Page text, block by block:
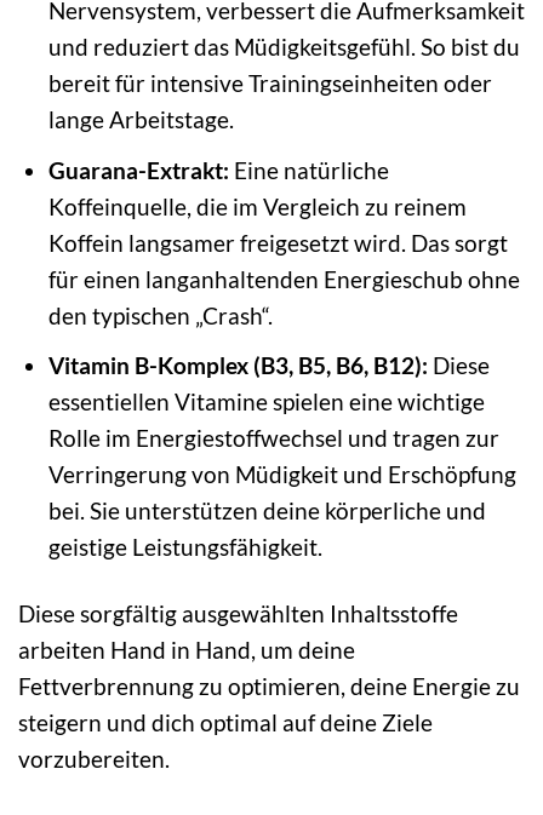
Nervensystem, verbessert die Aufmerksamkeit
und reduziert das Müdigkeitsgefühl. So bist du
bereit für intensive Trainingseinheiten oder
lange Arbeitstage.
Guarana-Extrakt: Eine natürliche
Koffeinquelle, die im Vergleich zu reinem
Koffein langsamer freigesetzt wird. Das sorgt
für einen langanhaltenden Energieschub ohne
den typischen „Crash“.
Vitamin B-Komplex (B3, B5, B6, B12): Diese
essentiellen Vitamine spielen eine wichtige
Rolle im Energiestoffwechsel und tragen zur
Verringerung von Müdigkeit und Erschöpfung
bei. Sie unterstützen deine körperliche und
geistige Leistungsfähigkeit.
Diese sorgfältig ausgewählten Inhaltsstoffe
arbeiten Hand in Hand, um deine
Fettverbrennung zu optimieren, deine Energie zu
steigern und dich optimal auf deine Ziele
vorzubereiten.